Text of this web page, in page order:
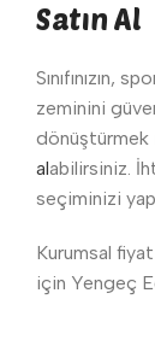
Satın Al
Sınıfınızın,
zeminini
dönüştürmek
alabilirsiniz.
seçiminizi
Kurumsal
için Yengeç